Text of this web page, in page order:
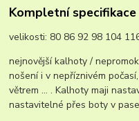
Kompletní specifikace
velikosti: 80 86 92 98 104
nejnovější kalhoty /
nošení i v nepříznivém
větrem ... . Kalhoty maji
nastavitelné přes boty v